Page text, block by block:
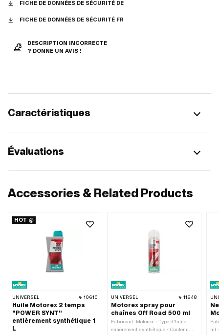
FICHE DE DONNÉES DE SÉCURITÉ DE
FICHE DE DONNÉES DE SÉCURITÉ FR
DESCRIPTION INCORRECTE
? DONNE UN AVIS !
Caractéristiques
Évaluations
Accessories & Related Products
HOT
UNIVERSEL 10610
Huile Motorex 2 temps
"POWER SYNT"
entièrement synthétique 1
L
UNIVERSEL 11648
Motorex spray pour
chaînes Off Road 500 ml
Fabricant: Motorex · Type d'huile:
entièrement synthétique · Contenu:
ml